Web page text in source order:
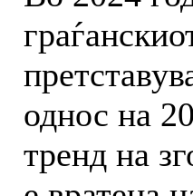
однос на
тренд на